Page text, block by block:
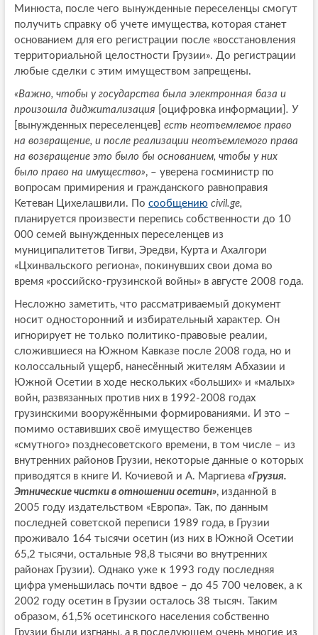
Минюста, после чего вынужденные переселенцы смогут
получить справку об учете имущества, которая станет
основанием для его регистрации после «восстановления
территориальной целостности Грузии». До регистрации
любые сделки с этим имуществом запрещены.
«Важно, чтобы у государства была электронная база и
произошла диджитализация [оцифровка информации] . У
[вынужденных переселенцев] есть неотъемлемое право
на возвращение, и после реализации неотъемлемого права
на возвращение это было бы основанием, чтобы у них
было право на имущество», – уверена госминистр по
вопросам примирения и гражданского равноправия
Кетеван Цихелашвили. По сообщению civil.ge,
планируется произвести перепись собственности до 10
000 семей вынужденных переселенцев из
муниципалитетов Тигви, Эредви, Курта и Ахалгори
«Цхинвальского региона», покинувших свои дома во
время «российско-грузинской войны» в августе 2008 года.
Несложно заметить, что рассматриваемый документ
носит односторонний и избирательный характер. Он
игнорирует не только политико-правовые реалии,
сложившиеся на Южном Кавказе после 2008 года, но и
колоссальный ущерб, нанесённый жителям Абхазии и
Южной Осетии в ходе нескольких «больших» и «малых»
войн, развязанных против них в 1992-2008 годах
грузинскими вооружёнными формированиями. И это –
помимо оставивших своё имущество беженцев
«смутного» позднесоветского времени, в том числе – из
внутренних районов Грузии, некоторые данные о которых
приводятся в книге И. Кочиевой и А. Маргиева «Грузия.
Этнические чистки в отношении осетин», изданной в
2005 году издательством «Европа». Так, по данным
последней советской переписи 1989 года, в Грузии
проживало 164 тысячи осетин (из них в Южной Осетии
65,2 тысячи, остальные 98,8 тысячи во внутренних
районах Грузии). Однако уже к 1993 году последняя
цифра уменьшилась почти вдвое – до 45 700 человек, а к
2002 году осетин в Грузии осталось 38 тысяч. Таким
образом, 61,5% осетинского населения собственно
Грузии были изгнаны, а в последующем очень многие из